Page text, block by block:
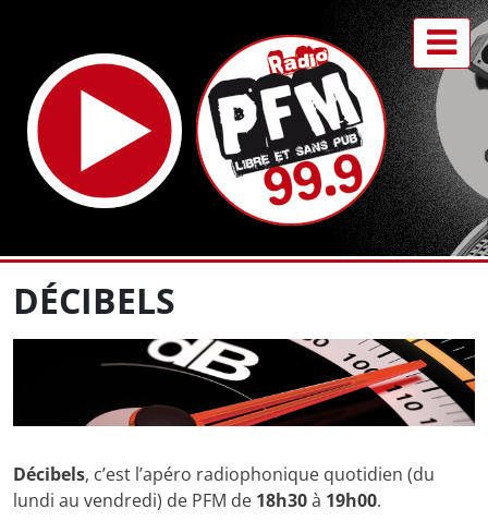
DÉCIBELS
Décibels, c’est l’apéro radiophonique quotidien (du
lundi au vendredi) de PFM de 18h30à 19h00.